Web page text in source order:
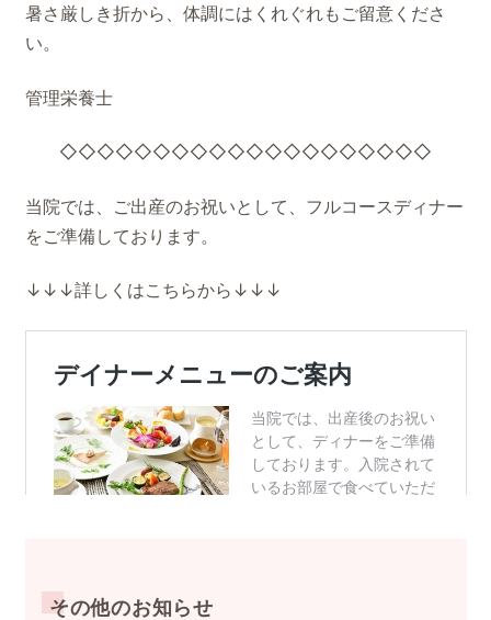
暑さ厳しき折から、体調にはくれぐれもご留意くださ
い。
管理栄養士
◇◇◇◇◇◇◇◇◇◇◇◇◇◇◇◇◇◇◇◇
当院では、ご出産のお祝いとして、フルコースディナー
をご準備しております。
↓↓↓詳しくはこちらから↓↓↓
その他のお知らせ